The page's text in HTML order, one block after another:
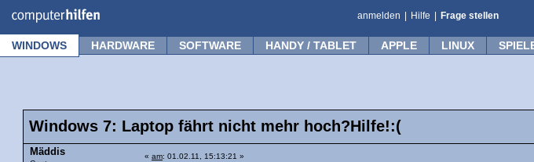
anmelden Hilfe Frage stellen
WINDOWS HARDWARE SOFTWARE HANDY / TABLET APPLE LINUX
Windows 7: Laptop fährt nicht mehr hoch?Hilfe!:(
Mäddis « am: 01.02.11, 15:13:21 »